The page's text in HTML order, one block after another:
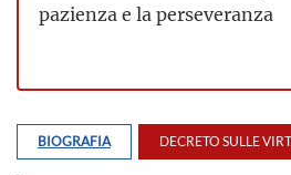
pazienza e la perseveranza
BIOGRAFIA DECRETO SULLE